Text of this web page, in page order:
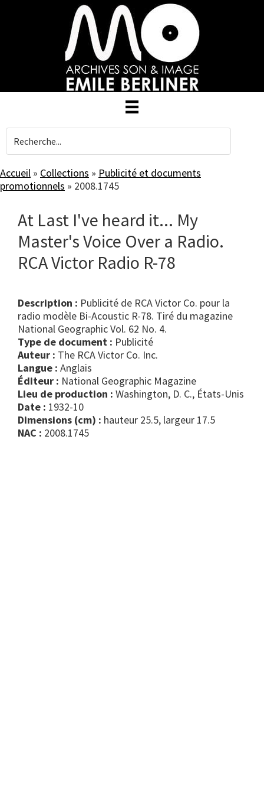
Accueil » Collections » Publicité et documents
promotionnels » 2008.1745
At Last I've heard it... My
Master's Voice Over a Radio.
RCA Victor Radio R-78
Description : Publicité de RCA Victor Co. pour la
radio modèle Bi-Acoustic R-78. Tiré du magazine
National Geographic Vol. 62 No. 4.
Type de document :
publicité
Auteur : The RCA Victor Co. Inc.
Langue : Anglais
Éditeur : National Geographic Magazine
Lieu de production : Washington, D. C., États-Unis
Date : 1932-10
Dimensions (cm) : hauteur 25.5, largeur 17.5
NAC : 2008.1745